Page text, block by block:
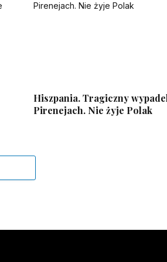
Hiszpania. Tragiczny
Pirenejach. Nie żyje Polak